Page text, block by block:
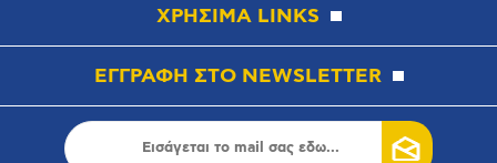
ΧΡΗΣΙΜΑ LINKS
ΕΓΓΡΑΦΗ ΣΤΟ NEWSLETTER